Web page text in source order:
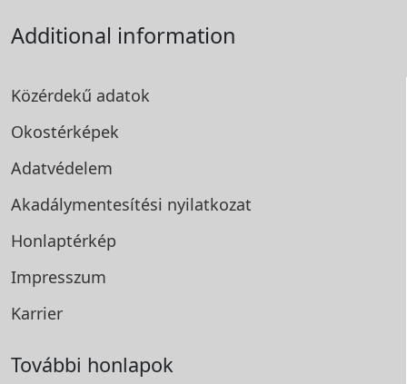
Additional information
Közérdekű adatok
Okostérképek
Adatvédelem
Akadálymentesítési nyilatkozat
Honlaptérkép
Impresszum
Karrier
További honlapok